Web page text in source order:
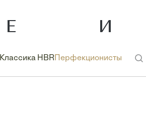
Классика HBR Перфекционисты